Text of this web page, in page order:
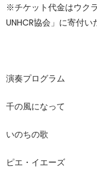
※チケット代金はウク
UNHCR協会」に寄付い
演奏プログラム
千の風になって
いのちの歌
ピエ・イエーズ